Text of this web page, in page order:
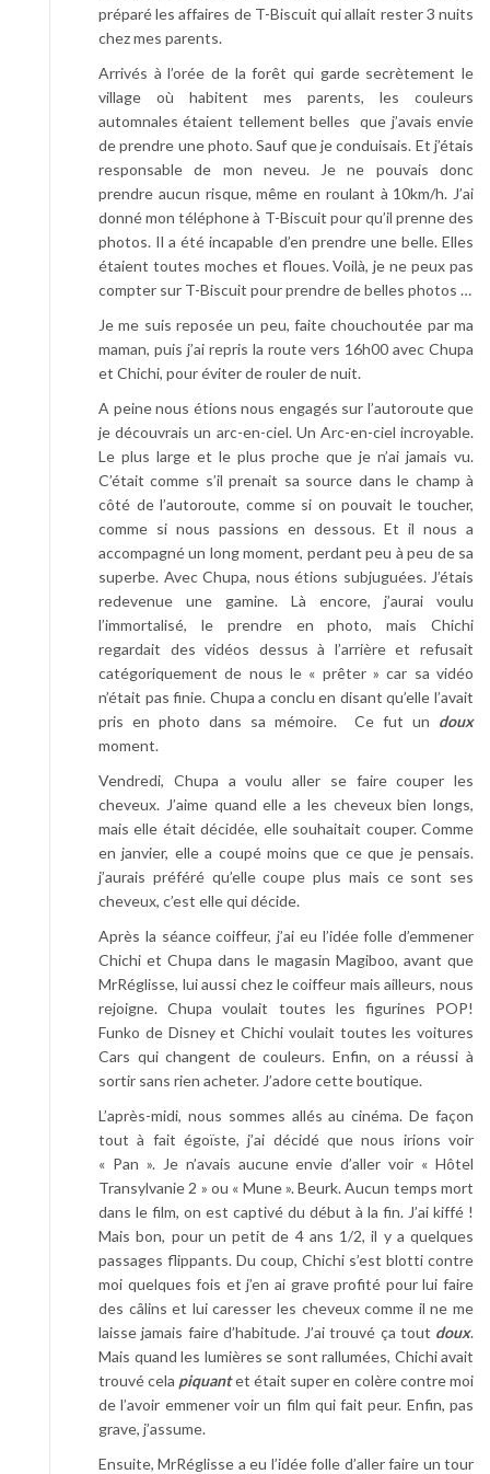
préparé les affaires de T-Biscuit qui allait rester 3 nuits
chez mes parents.
Arrivés à l’orée de la forêt qui garde secrètement le
village où habitent mes parents, les couleurs
automnales étaient tellement belles que j’avais envie
de prendre une photo. Sauf que je conduisais. Et j’étais
responsable de mon neveu. Je ne pouvais donc
prendre aucun risque, même en roulant à 10km/h. J’ai
donné mon téléphone à T-Biscuit pour qu’il prenne des
photos. Il a été incapable d’en prendre une belle. Elles
étaient toutes moches et floues. Voilà, je ne peux pas
compter sur T-Biscuit pour prendre de belles photos …
Je me suis reposée un peu, faite chouchoutée par ma
maman, puis j’ai repris la route vers 16h00 avec Chupa
et Chichi, pour éviter de rouler de nuit.
A peine nous étions nous engagés sur l’autoroute que
je découvrais un arc-en-ciel. Un Arc-en-ciel incroyable.
Le plus large et le plus proche que je n’ai jamais vu.
C’était comme s’il prenait sa source dans le champ à
côté de l’autoroute, comme si on pouvait le toucher,
comme si nous passions en dessous. Et il nous a
accompagné un long moment, perdant peu à peu de sa
superbe. Avec Chupa, nous étions subjuguées. J’étais
redevenue une gamine. Là encore, j’aurai voulu
l’immortalisé, le prendre en photo, mais Chichi
regardait des vidéos dessus à l’arrière et refusait
catégoriquement de nous le « prêter » car sa vidéo
n’était pas finie. Chupa a conclu en disant qu’elle l’avait
pris en photo dans sa mémoire. Ce fut un doux
moment.
Vendredi, Chupa a voulu aller se faire couper les
cheveux. J’aime quand elle a les cheveux bien longs,
mais elle était décidée, elle souhaitait couper. Comme
en janvier, elle a coupé moins que ce que je pensais.
j’aurais préféré qu’elle coupe plus mais ce sont ses
cheveux, c’est elle qui décide.
Après la séance coiffeur, j’ai eu l’idée folle d’emmener
Chichi et Chupa dans le magasin Magiboo, avant que
MrRéglisse, lui aussi chez le coiffeur mais ailleurs, nous
rejoigne. Chupa voulait toutes les figurines POP!
Funko de Disney et Chichi voulait toutes les voitures
Cars qui changent de couleurs. Enfin, on a réussi à
sortir sans rien acheter. J’adore cette boutique.
L’après-midi, nous sommes allés au cinéma. De façon
tout à fait égoïste, j’ai décidé que nous irions voir
« Pan ». Je n’avais aucune envie d’aller voir « Hôtel
Transylvanie 2 » ou « Mune ». Beurk. Aucun temps mort
dans le film, on est captivé du début à la fin. J’ai kiffé !
Mais bon, pour un petit de 4 ans 1/2, il y a quelques
passages flippants. Du coup, Chichi s’est blotti contre
moi quelques fois et j’en ai grave profité pour lui faire
des câlins et lui caresser les cheveux comme il ne me
laisse jamais faire d’habitude. J’ai trouvé ça tout doux.
Mais quand les lumières se sont rallumées, Chichi avait
trouvé cela piquantet était super en colère contre moi
de l’avoir emmener voir un film qui fait peur. Enfin, pas
grave, j’assume.
Ensuite, MrRéglisse a eu l’idée folle d’aller faire un tour